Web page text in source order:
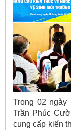
Trong 02
Trần Phúc
cung cấp kiến